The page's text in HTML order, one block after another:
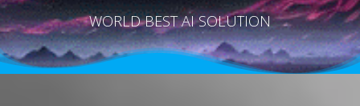
WORLD BEST AI SOLUTION